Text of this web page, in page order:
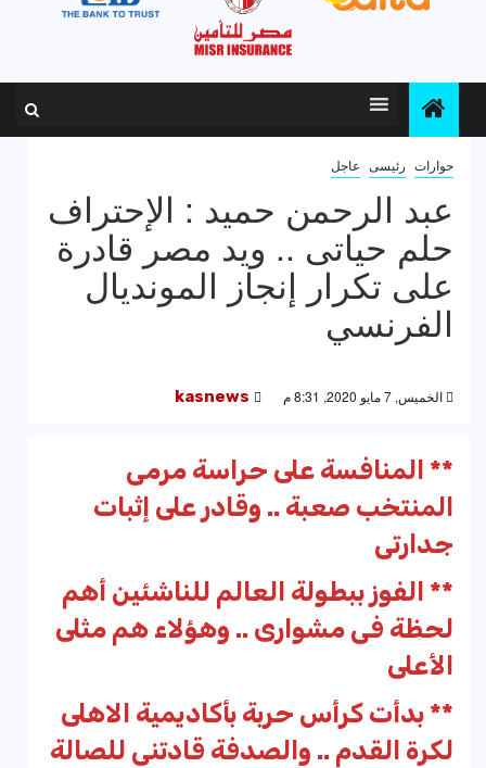
حوارات رئيسى عاجل
عبد الرحمن حميد : الإحتراف
حلم حياتى .. ويد مصر قادرة
على تكرار إنجاز المونديال
الفرنسي
الخميس, 7 مايو 2020, 8:31 م kasnews
** المنافسة على حراسة مرمى
المنتخب صعبة .. وقادر على إثبات
جدارتى
** الفوز ببطولة العالم للناشئين أهم
لحظة فى مشوارى .. وهؤلاء هم مثلى
الأعلى
** بدأت كرأس حربة بأكاديمية الاهلى
لكرة القدم .. والصدفة قادتنى للصالة